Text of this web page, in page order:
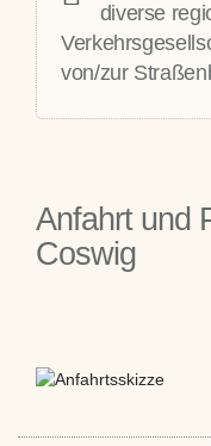
diverse
von/zur
Anfahrt und
Coswig